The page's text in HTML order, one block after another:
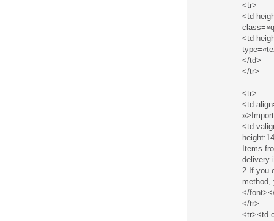
<tr>
<td
<td
</td>
</tr>
<tr>
<td
<td
Items
delivery
2 If you
method,
</
</tr>
<tr><td